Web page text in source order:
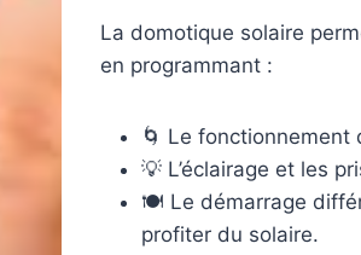
La domotique solaire
en programmant :
🌀 Le fonctionnement
💡 L’éclairage et les
🍽 Le démarrage
profiter du solaire.